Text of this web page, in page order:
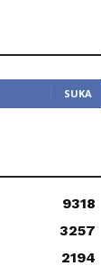
SUKA
9318
3257
2194